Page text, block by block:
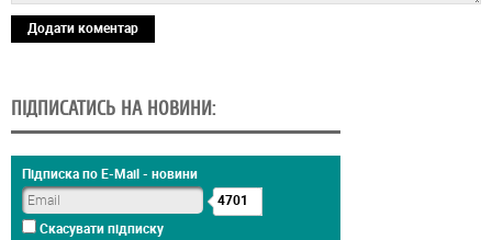
Додати коментар
ПІДПИСАТИСЬ НА НОВИНИ:
Підписка по E-Mail - новини
4701
Скасувати підписку